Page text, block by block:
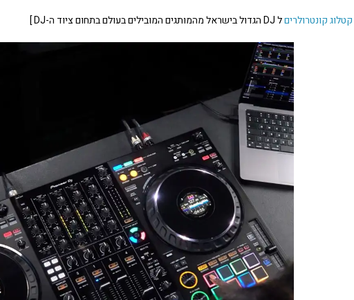
קטלוג קונטרולריםל DJ הגדול בישראל מהמותגים המובילים בעולם בתחום ציוד ה-DJ ]